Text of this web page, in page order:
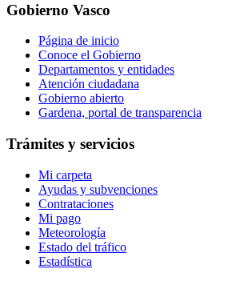
Gobierno Vasco
Página de inicio
Conoce el Gobierno
Departamentos y entidades
Atención ciudadana
Gobierno abierto
Gardena, portal de transparencia
Trámites y servicios
Mi carpeta
Ayudas y subvenciones
Contrataciones
Mi pago
Meteorología
Estado del tráfico
Estadística